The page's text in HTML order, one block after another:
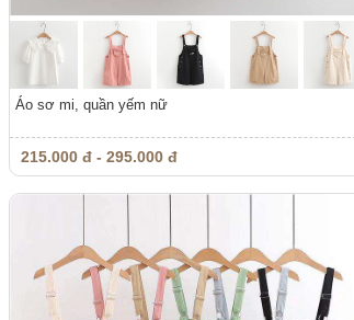
Áo sơ mi, quần yếm nữ
215.000 đ - 295.000 đ